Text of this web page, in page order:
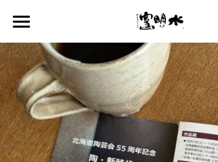
HOME
ABOUT
MAKING
CONTACT